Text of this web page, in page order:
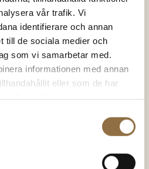
vår trafik. Vi
identifierare och annan
till de sociala medier och
som vi samarbetar med.
informationen med annan
eller som de har
kan
väljas
på
produktsidan
110 ml
kr (Styck)
KÖP NU
tittade på dessa